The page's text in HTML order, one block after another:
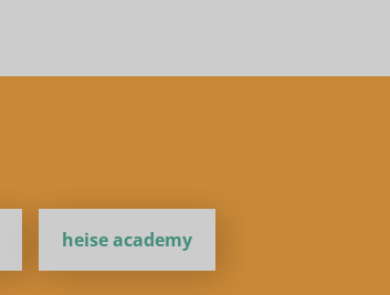
heise academy